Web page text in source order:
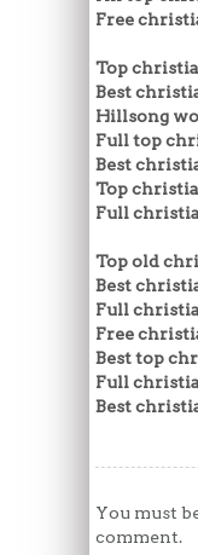
Free
Top
Best
Hillsong
Full top
Best
Top
Full
Top old
Best
Full
Free
Best top
Full
Best
You must
comment.